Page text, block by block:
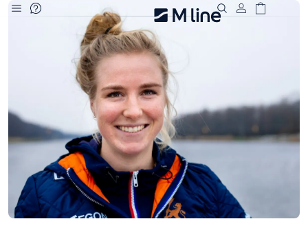
Deze site
gebruikt
cookies
M line plaatst
functionele,
analytische en
marketing cookies.
Dankzij functionele
cookies werkt de
website goed, terwijl